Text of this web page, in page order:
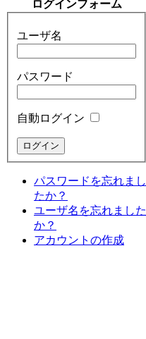
ログインフォーム
ユーザ名
パスワード
自動ログイン
パスワードを忘れまし
たか？
ユーザ名を忘れました
か？
アカウントの作成